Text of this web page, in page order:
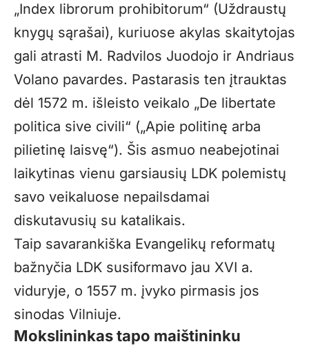
„Index librorum prohibitorum“ (Uždraustų
knygų sąrašai), kuriuose akylas skaitytojas
gali atrasti M. Radvilos Juodojo ir Andriaus
Volano pavardes. Pastarasis ten įtrauktas
dėl 1572 m. išleisto veikalo „De libertate
politica sive civili“ („Apie politinę arba
pilietinę laisvę“). Šis asmuo neabejotinai
laikytinas vienu garsiausių LDK polemistų
savo veikaluose nepailsdamai
diskutavusių su katalikais.
Taip savarankiška Evangelikų reformatų
bažnyčia LDK susiformavo jau XVI a.
viduryje, o 1557 m. įvyko pirmasis jos
sinodas Vilniuje.
Mokslininkas tapo maištininku